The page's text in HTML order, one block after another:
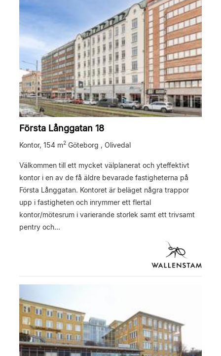
Första Långgatan 18
Kontor, 154 m2 Göteborg , Olivedal
Välkommen till ett mycket välplanerat och yteffektivt
kontor i en av de få äldre bevarade fastigheterna på
Första Långgatan. Kontoret är beläget några trappor
upp i fastigheten och inrymmer ett flertal
kontor/mötesrum i varierande storlek samt ett trivsamt
pentry och...